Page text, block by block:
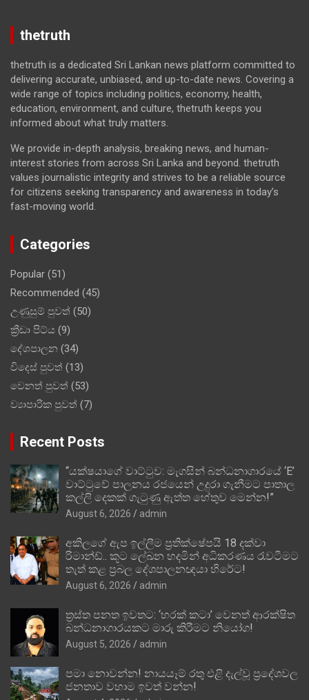
thetruth
thetruth is a dedicated Sri Lankan news platform committed to
delivering accurate, unbiased, and up-to-date news. Covering a
wide range of topics including politics, economy, health,
education, environment, and culture, thetruth keeps you
informed about what truly matters.
We provide in-depth analysis, breaking news, and human-
interest stories from across Sri Lanka and beyond. thetruth
values journalistic integrity and strives to be a reliable source
for citizens seeking transparency and awareness in today’s
fast-moving world.
Categories
Popular (51)
Recommended (45)
උණුසුම් පුවත් (50)
ක්‍රීඩා පිට්ය (9)
දේශපාලන (34)
විදෙස් පුවත් (13)
වෙනත් පුවත් (53)
ව්‍යාපාරික පුවත් (7)
Recent Posts
“යක්ෂයාගේ වාට්ටුව: මැගසින් බන්ධනාගාරයේ ‘E’
වාට්ටුවේ පාලනය රජයෙන් උදුරා ගැනීමට පාතාල
කල්ලි දෙකක් ගැටුණු ඇත්ත හේතුව මෙන්න!”
August 6, 2026 admin
අකිලගේ ඇප ඉල්ලීම ප්‍රතික්ෂේපයි 18 දක්වා
රිමාන්ඩ්.. කූට ලේඛන හදමින් අධිකරණය රැවටීමට
තැත් කළ ප්‍රබල දේශපාලනඥයා හිරේට!
August 6, 2026 admin
ත්‍රස්ත පනත ඉවතට: ‘හරක් කටා’ වෙනත් ආරක්ෂිත
බන්ධනාගාරයකට මාරු කිරීමට නියෝග!
August 5, 2026 admin
පමා නොවන්න! නායයෑම් රතු එළි දැල්වූ ප්‍රදේශවල
ජනතාව වහාම ඉවත් වන්න!